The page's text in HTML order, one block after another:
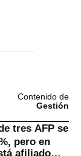
Contenido de
Gestión
tres AFP se
pero en
afiliado